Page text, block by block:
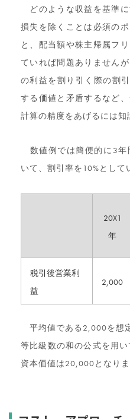
どのような収益を基準
損失を除くことは必須の
と、配当額や株主帰属フ
ていれば問題ありません
の利益を割り引く際の割
する価値と矛盾するなど
計算の精度をあげるには知
数値例では簡便的に3年
いて、割引率を10%として
20X1
年
税引後営業利
益
2,000
平均値である2,000を想
等比級数の和の公式を用
資本価値は20,000となりま